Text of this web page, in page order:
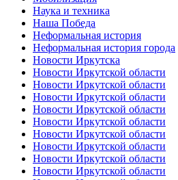
Наука и техника
Наша Победа
Неформальная история
Неформальная история города
Новости Иркутска
Новости Иркутской области
Новости Иркутской области
Новости Иркутской области
Новости Иркутской области
Новости Иркутской области
Новости Иркутской области
Новости Иркутской области
Новости Иркутской области
Новости Иркутской области